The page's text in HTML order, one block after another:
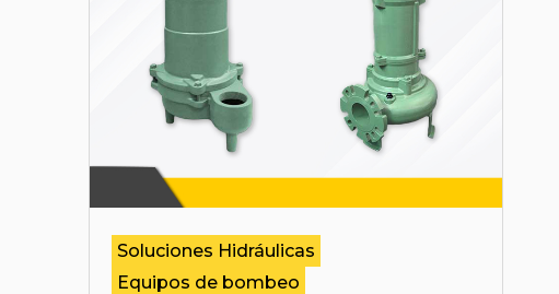
Soluciones Hidráulicas
Equipos de bombeo